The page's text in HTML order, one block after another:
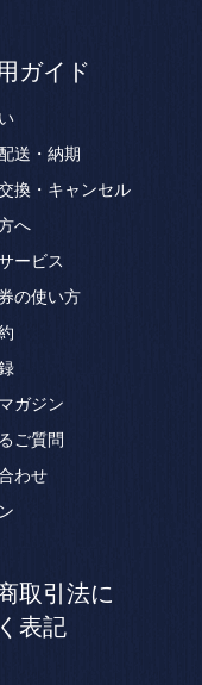
ガイド
送・納期
換・キャンセル
へ
ービス
の使い方
ガジン
ご質問
わせ
取引法に
表記